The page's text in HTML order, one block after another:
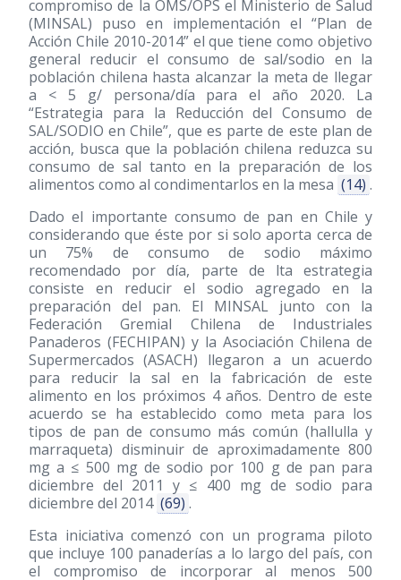
compromiso de la OMS/OPS el Ministerio de Salud
(MINSAL) puso en implementación el “Plan de
Acción Chile 2010-2014” el que tiene como objetivo
general reducir el consumo de sal/sodio en la
población chilena hasta alcanzar la meta de llegar
a < 5 g/ persona/día para el año 2020. La
“Estrategia para la Reducción del Consumo de
SAL/SODIO en Chile”, que es parte de este plan de
acción, busca que la población chilena reduzca su
consumo de sal tanto en la preparación de los
alimentos como al condimentarlos en la mesa (14) .
Dado el importante consumo de pan en Chile y
considerando que éste por si solo aporta cerca de
un 75% de consumo de sodio máximo
recomendado por día, parte de lta estrategia
consiste en reducir el sodio agregado en la
preparación del pan. El MINSAL junto con la
Federación Gremial Chilena de Industriales
Panaderos (FECHIPAN) y la Asociación Chilena de
Supermercados (ASACH) llegaron a un acuerdo
para reducir la sal en la fabricación de este
alimento en los próximos 4 años. Dentro de este
acuerdo se ha establecido como meta para los
tipos de pan de consumo más común (hallulla y
marraqueta) disminuir de aproximadamente 800
mg a ≤ 500 mg de sodio por 100 g de pan para
diciembre del 2011 y ≤ 400 mg de sodio para
diciembre del 2014 (69) .
Esta iniciativa comenzó con un programa piloto
que incluye 100 panaderías a lo largo del país, con
el compromiso de incorporar al menos 500